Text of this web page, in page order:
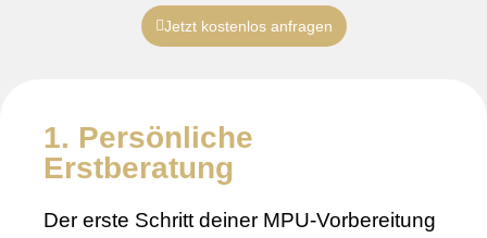
Jetzt kostenlos anfragen
1. Persönliche
Erstberatung
Der erste Schritt deiner MPU-Vorbereitung